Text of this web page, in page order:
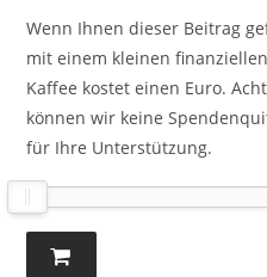
Wenn Ihnen dieser Beitrag
mit einem kleinen
Kaffee kostet einen Euro.
können wir keine
für Ihre Unterstützung.